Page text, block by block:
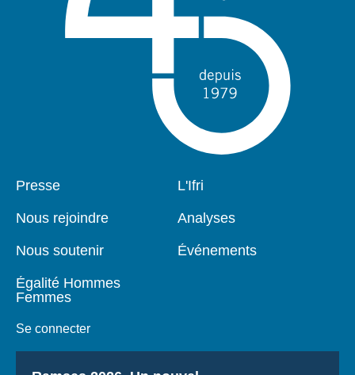
Pied
Presse
Nous rejoindre
Nous soutenir
Égalité Hommes
Femmes
Se connecter
Navigation
L'Ifri
Analyses
Événements